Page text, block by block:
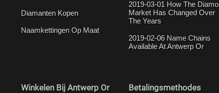
Diamanten Kopen
Naamkettingen Op Maat
2019-03-01 How The
Market Has Changed Over
The Years
2019-02-06 Name Chains
Available At Antwerp Or
Winkelen Bij Antwerp Or Betalingsmethodes